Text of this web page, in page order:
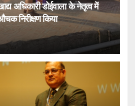
अधिकारी डोईवाला के नेतृत्व में
निरीक्षण किया